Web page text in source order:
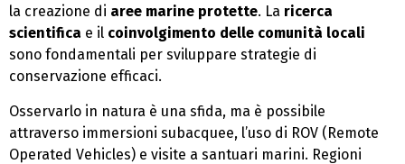
la creazione di aree marine protette. La ricerca
scientifica e il coinvolgimento delle comunità locali
sono fondamentali per sviluppare strategie di
conservazione efficaci.
Osservarlo in natura è una sfida, ma è possibile
attraverso immersioni subacquee, l’uso di ROV (Remote
Operated Vehicles) e visite a santuari marini. Regioni